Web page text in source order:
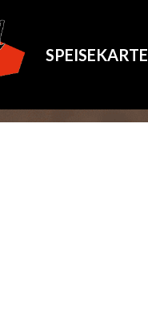
SPEISEKARTE